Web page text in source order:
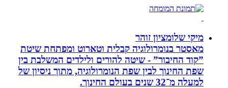
מיקי שלומציון זוהר
מאסטר בנומרולוגיה קבלית וטארוט ומפתחת שיטת
”קוד החיבור” - שיטה להורים ולילדים המשלבת בין
שפת החינוך לבין שפת הנומרולוגיה, מתוך ניסיון של
למעלה מ־32 שנים בעולם החינוך.